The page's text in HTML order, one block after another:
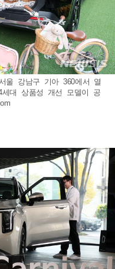
울 강남구 기아 360에서 열
대 상품성 개선 모델이 공